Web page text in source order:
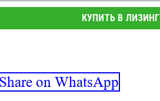
КУПИТЬ В ЛИЗИНГ
Share on WhatsApp